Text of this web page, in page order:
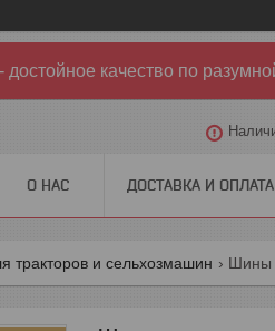
качество по
О НАС ДОСТАВКА И ОПЛАТА
тракторов и сельхозмашин Шины